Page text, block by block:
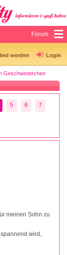
Forum
werden Login
Geschwisterchen
5 6 7
meinen Sohn zu
wird,